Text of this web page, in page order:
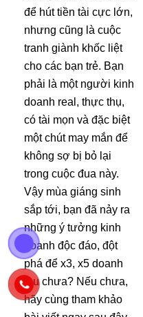
để hút tiền tài cực lớn,
nhưng cũng là cuộc
tranh giành khốc liệt
cho các bạn trẻ. Bạn
phải là một người kinh
doanh real, thực thụ,
có tài mọn và đặc biệt
một chút may mắn để
không sợ bị bỏ lại
trong cuộc đua này.
Vậy mùa giáng sinh
sắp tới, bạn đã nảy ra
những ý tưởng kinh
doanh độc đáo, đột
phá để x3, x5 doanh
thu chưa? Nếu chưa,
hãy cùng tham khảo